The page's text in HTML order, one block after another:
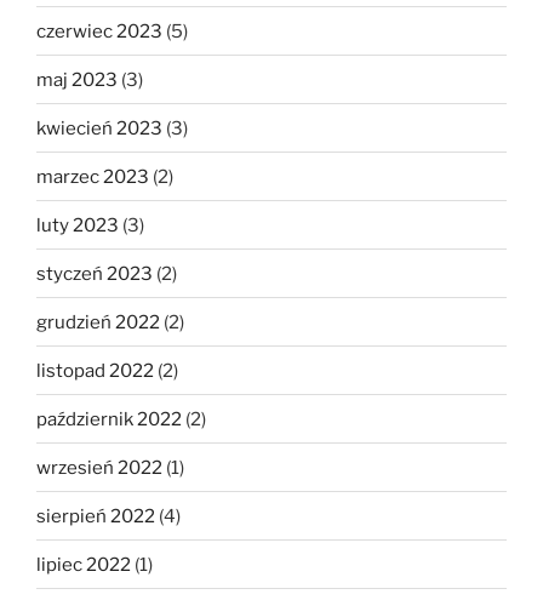
czerwiec 2023 (5)
maj 2023 (3)
kwiecień 2023 (3)
marzec 2023 (2)
luty 2023 (3)
styczeń 2023 (2)
grudzień 2022 (2)
listopad 2022 (2)
październik 2022 (2)
wrzesień 2022 (1)
sierpień 2022 (4)
lipiec 2022 (1)